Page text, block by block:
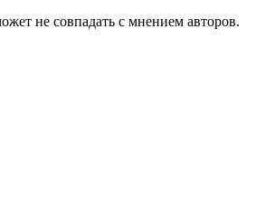
не совпадать с мнением авторов.